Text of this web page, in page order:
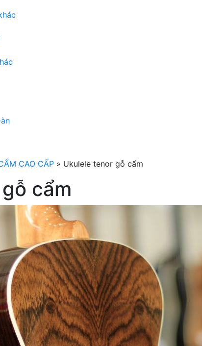
CAO CẤP » Ukulele tenor gỗ cẩm
cẩm